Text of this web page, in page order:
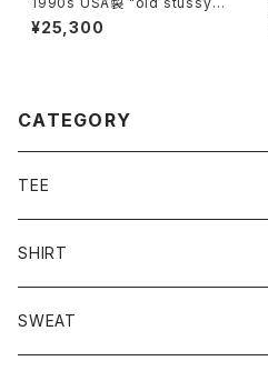
cap
¥25,300
CATEGORY
TEE
SHIRT
SWEAT